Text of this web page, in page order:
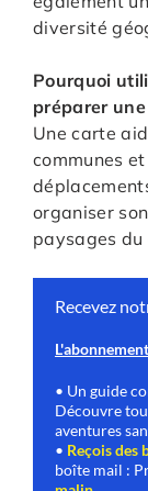
diversité
Pourquoi
préparer
Une carte
communes
organiser
paysages